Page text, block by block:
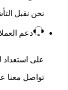
نحن نقبل
دعم
على استعداد
تواصل معنا